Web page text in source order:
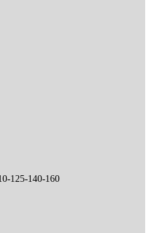
125-140-160